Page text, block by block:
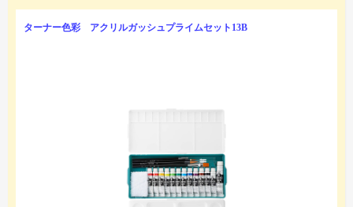
ターナー色彩 アクリルガッシュプライムセット13B